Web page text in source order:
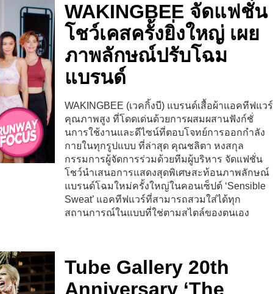
WAKINGBEE จัดแฟชั่น
โชว์เคสครั้งยิ่งใหญ่ เผย
ภาพลักษณ์ปรับโฉม
แบรนด์
WAKINGBEE (เวคกิ้งบี) แบรนด์เสื้อผ้าแอคทีฟแวร์
คุณภาพสูง ที่โดดเด่นด้วยการผสมผสานฟังก์ชั่
นการใช้งานและดีไซน์ที่ตอบโจทย์การออกกำลัง
กายในทุกรูปแบบ ที่ล่าสุด คุณชลิตา หงสกุล
กรรมการผู้จัดการร่วมด้วยทีมผู้บริหาร จัดแฟชั่น
โชว์นำเสนอการแสดงสุดพิเศษสะท้อนภาพลักษณ์
แบรนด์โฉมใหม่ครั้งใหญ่ในคอนเซ็ปต์ ‘Sensible
Sweat’ แอคทีฟแวร์ที่สามารถสวมใส่ได้ทุก
สถานการณ์ในแบบที่ใช่ตามสไตล์ของตนเอง
Tube Gallery 20th
Anniversary ‘The